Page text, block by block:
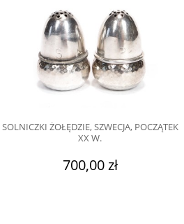
SOLNICZKI ŻOŁĘDZIE, SZWECJA, POCZĄTEK
XX W.
700,00 zł